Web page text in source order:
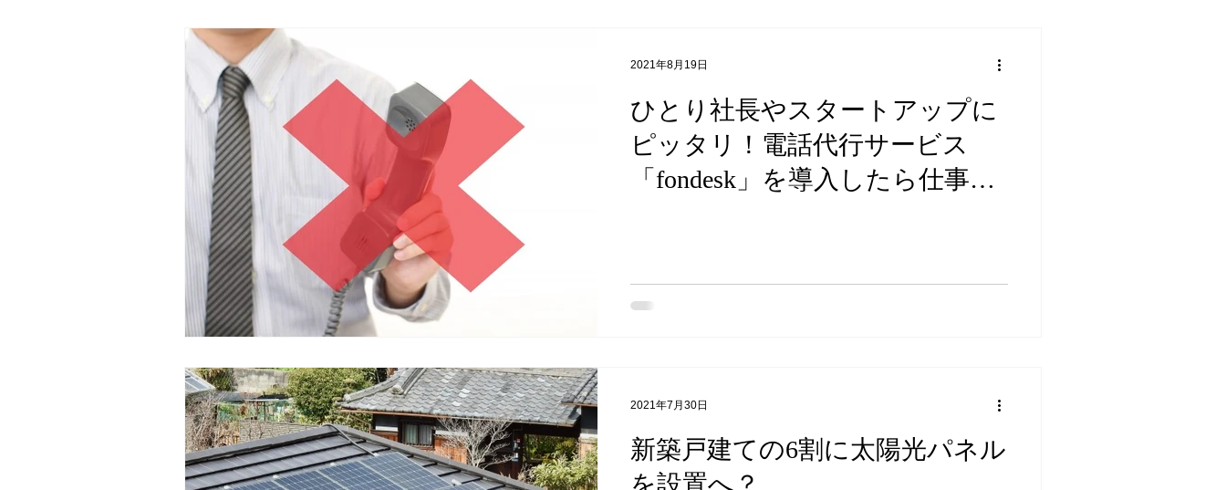
ひとり社長やスタートアップに
ピッタリ！電話代行サービス
「fondesk」を導入したら仕事に
2021年8月19日
新築戸建ての6割に太陽光パネル
を設置へ？
2021年7月30日